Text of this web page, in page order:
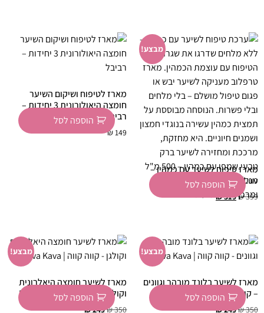
מבצע!
מארז טיפוח לשיער עם כמהין –
TruffLuv
₪399
₪319
הוספה לסל
מארז לטיפוח ושיקום השיער
חומצה היאולורונית 3 יחידות –
רביבל
₪149
הוספה לסל
מבצע!
מארז לשיער בלונד מובהר וגוונים
– קווה קווה | Kava Kava
₪350
₪249
הוספה לסל
מבצע!
מארז לשיער חומצה היאלרונית
וקולגן – קווה קווה | Kava Kava
₪350
₪249
הוספה לסל